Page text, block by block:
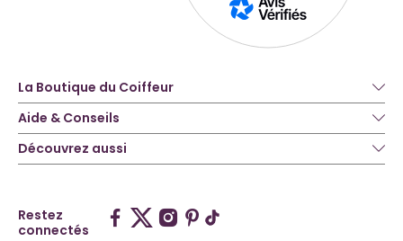
La Boutique du Coiffeur
Aide & Conseils
Découvrez aussi
Restez
connectés